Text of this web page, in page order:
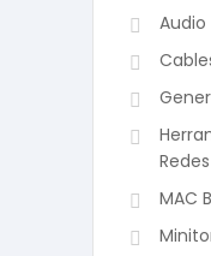
Audio
Redes
MAC